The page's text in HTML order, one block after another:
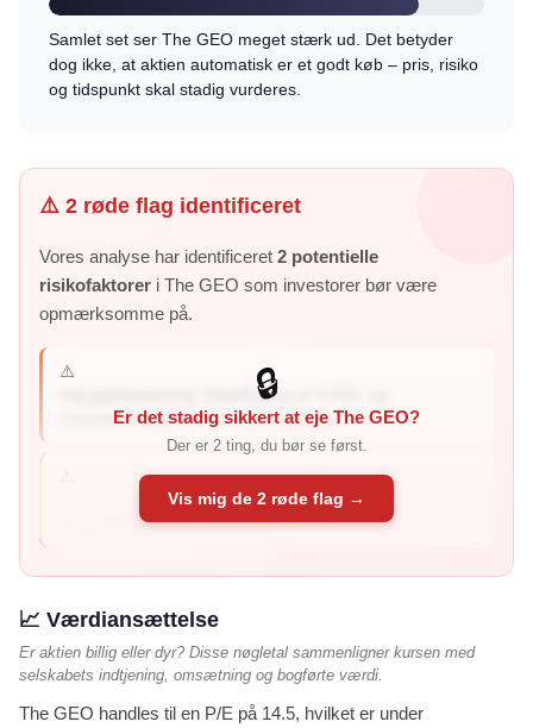
Samlet set ser The GEO meget stærk ud. Det betyder
dog ikke, at aktien automatisk er et godt køb – pris, risiko
og tidspunkt skal stadig vurderes.
⚠️ 2 røde flag identificeret
Vores analyse har identificeret 2 potentielle
risikofaktorer i The GEO som investorer bør være
opmærksomme på.
⚠️
Høj gældssætning: Debt/Equity er 172%, og
rentedækningen er 2,7× (hvor mang...
Høj short interest: 11.1% af aktierne er shortet –
mange professionelle inves...
🔒
Er det stadig sikkert at eje The GEO?
Der er 2 ting, du bør se først.
Vis mig de 2 røde flag →
📈 Værdiansættelse
Er aktien billig eller dyr? Disse nøgletal sammenligner kursen med
selskabets indtjening, omsætning og bogførte værdi.
The GEO handles til en P/E på 14.5, hvilket er under